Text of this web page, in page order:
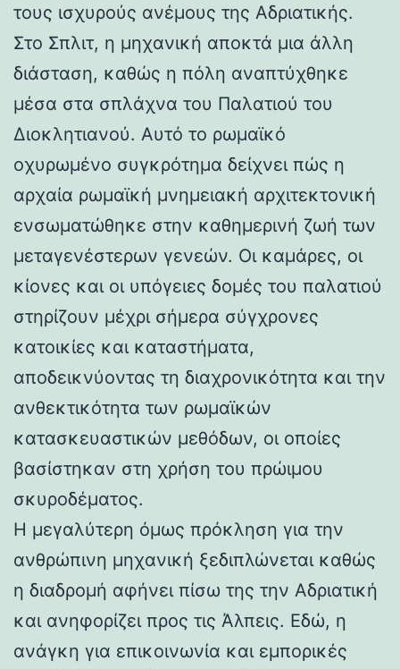
τους ισχυρούς ανέμους της Αδριατικής.
Στο Σπλιτ, η μηχανική αποκτά μια άλλη
διάσταση, καθώς η πόλη αναπτύχθηκε
μέσα στα σπλάχνα του Παλατιού του
Διοκλητιανού. Αυτό το ρωμαϊκό
οχυρωμένο συγκρότημα δείχνει πώς η
αρχαία ρωμαϊκή μνημειακή αρχιτεκτονική
ενσωματώθηκε στην καθημερινή ζωή των
μεταγενέστερων γενεών. Οι καμάρες, οι
κίονες και οι υπόγειες δομές του παλατιού
στηρίζουν μέχρι σήμερα σύγχρονες
κατοικίες και καταστήματα,
αποδεικνύοντας τη διαχρονικότητα και την
ανθεκτικότητα των ρωμαϊκών
κατασκευαστικών μεθόδων, οι οποίες
βασίστηκαν στη χρήση του πρώιμου
σκυροδέματος.
Η μεγαλύτερη όμως πρόκληση για την
ανθρώπινη μηχανική ξεδιπλώνεται καθώς
η διαδρομή αφήνει πίσω της την Αδριατική
και ανηφορίζει προς τις Άλπεις. Εδώ, η
ανάγκη για επικοινωνία και εμπορικές